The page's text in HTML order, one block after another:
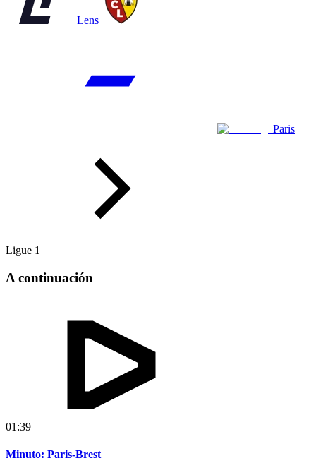
Lens
Paris
Ligue 1
A continuación
01:39
Minuto: Paris-Brest